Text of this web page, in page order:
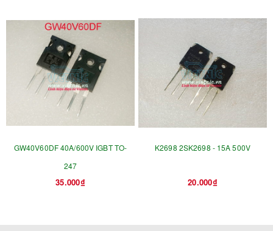
GW40V60DF 40A/600V IGBT TO-
247
35.000₫
K2698 2SK2698 - 15A 500V
20.000₫